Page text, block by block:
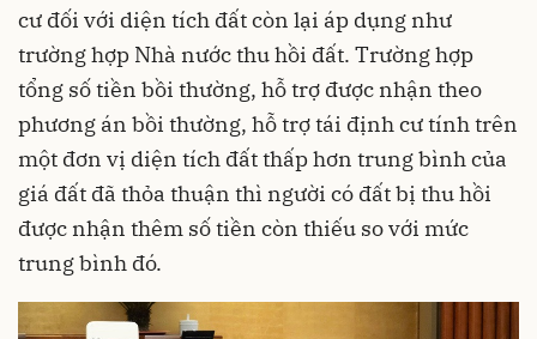
cư đối với diện tích đất còn lại áp dụng như
trường hợp Nhà nước thu hồi đất. Trường hợp
tổng số tiền bồi thường, hỗ trợ được nhận theo
phương án bồi thường, hỗ trợ tái định cư tính trên
một đơn vị diện tích đất thấp hơn trung bình của
giá đất đã thỏa thuận thì người có đất bị thu hồi
được nhận thêm số tiền còn thiếu so với mức
trung bình đó.